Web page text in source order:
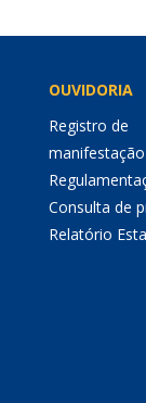
OUVIDORIA
Registro de
manifestação
Consulta de
Relatório